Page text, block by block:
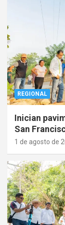
REGIONAL
Inician
San
1 de agosto de